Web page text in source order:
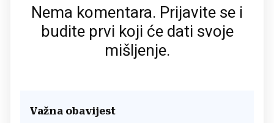
Nema komentara. Prijavite se i
budite prvi koji će dati svoje
mišljenje.
Važna obavijest